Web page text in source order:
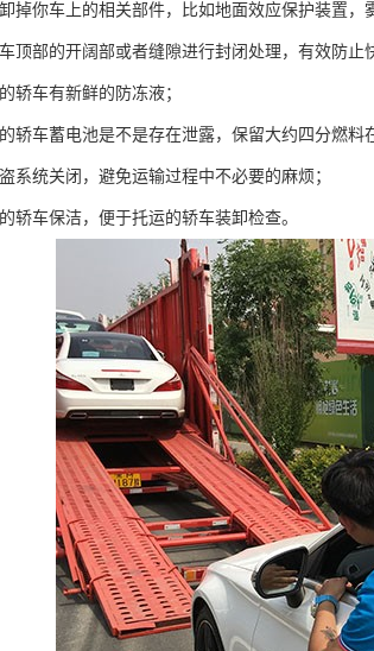
掉你车上的相关部件，比如地面效应保护装置
顶部的开阔部或者缝隙进行封闭处理，有效防止
轿车有新鲜的防冻液；
轿车蓄电池是不是存在泄露，保留大约四分燃料
系统关闭，避免运输过程中不必要的麻烦；
轿车保洁，便于托运的轿车装卸检查。